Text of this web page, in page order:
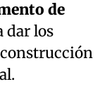
de
dar los